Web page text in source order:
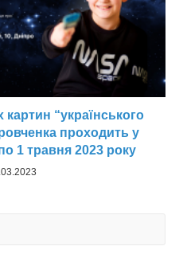
картин “українського
проходить у
1 травня 2023 року